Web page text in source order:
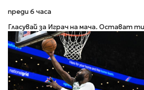
преди 6 часа
Гласувай за Играч на мача. Остават